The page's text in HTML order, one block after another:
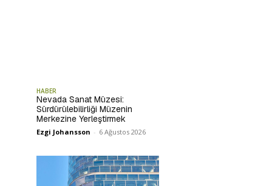
HABER
Nevada Sanat Müzesi:
Sürdürülebilirliği Müzenin
Merkezine Yerleştirmek
Ezgi Johansson - 6 Ağustos 2026